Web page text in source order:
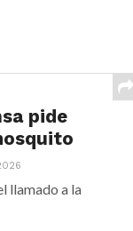
pide
llamado a la